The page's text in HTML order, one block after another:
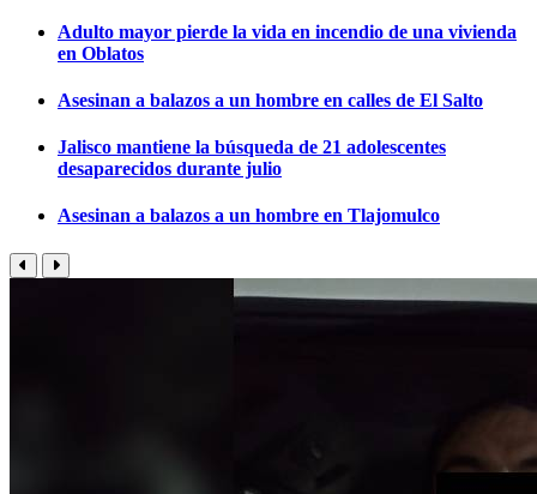
Adulto mayor pierde la vida en incendio de una vivienda
en Oblatos
Asesinan a balazos a un hombre en calles de El Salto
Jalisco mantiene la búsqueda de 21 adolescentes
desaparecidos durante julio
Asesinan a balazos a un hombre en Tlajomulco